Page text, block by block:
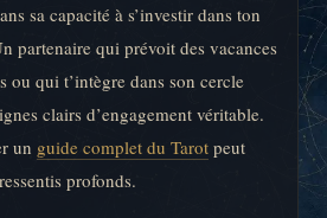
sa capacité à s’investir dans ton
partenaire qui prévoit des vacances
ou qui t’intègre dans son cercle
clairs d’engagement véritable.
un guide complet du Tarot peut
profonds.